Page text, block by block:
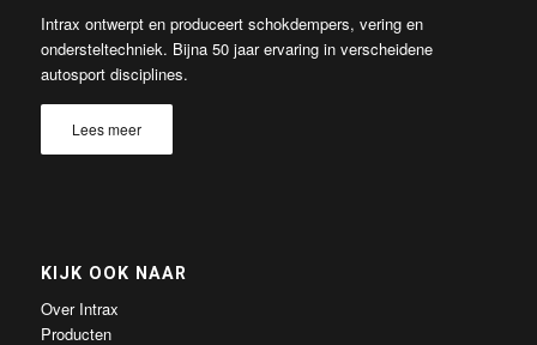
Intrax ontwerpt en produceert schokdempers, vering en
ondersteltechniek. Bijna 50 jaar ervaring in verscheidene
autosport disciplines.
Lees meer
KIJK OOK NAAR
Over Intrax
Producten